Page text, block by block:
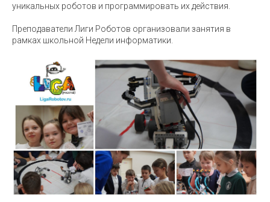
уникальных роботов и программировать их действия.
Преподаватели Лиги Роботов организовали занятия в
рамках школьной Недели информатики.